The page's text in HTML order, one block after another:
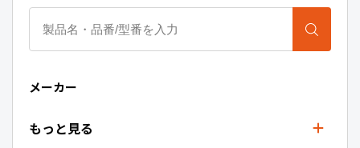
メーカー
もっと見る